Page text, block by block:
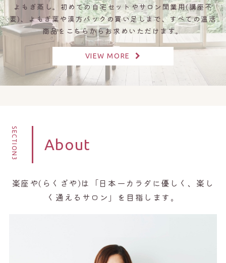
よもぎ蒸し。初めての自宅セットやサロン開業用(講座不
要)、よもぎ葉や漢方パックの買い足しまで、すべての温活
商品をこちらからお求めいただけます。
VIEW MORE
About
SECTION3
楽座や(らくざや)は「日本一カラダに優しく、楽し
く通えるサロン」を目指します。